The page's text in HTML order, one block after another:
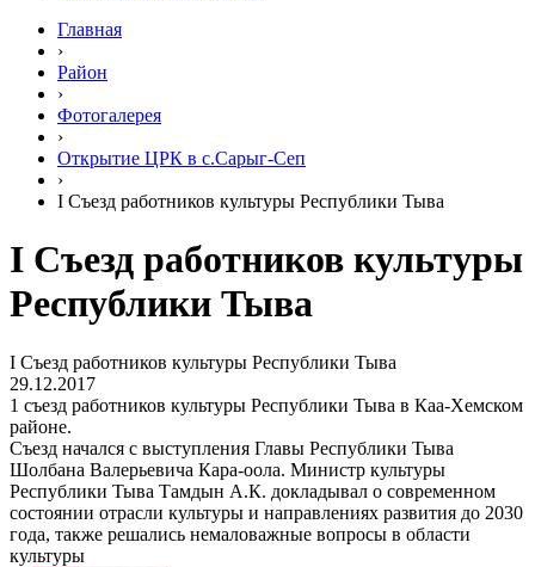
Главная
›
Район
›
Фотогалерея
›
Открытие ЦРК в с.Сарыг-Сеп
›
I Съезд работников культуры Республики Тыва
I Съезд работников культуры
Республики Тыва
I Съезд работников культуры Республики Тыва
29.12.2017
1 съезд работников культуры Республики Тыва в Каа-Хемском
районе.
Съезд начался с выступления Главы Республики Тыва
Шолбана Валерьевича Кара-оола. Министр культуры
Республики Тыва Тамдын А.К. докладывал о современном
состоянии отрасли культуры и направлениях развития до 2030
года, также решались немаловажные вопросы в области
культуры